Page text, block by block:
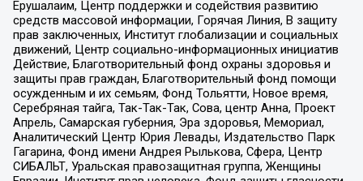
Ерушалаим, Центр поддержки и содействия развитию
средств массовой информации, Горячая Линия, В защиту
прав заключенных, Институт глобализации и социальных
движений, Центр социально-информационных инициатив
Действие, Благотворительный фонд охраны здоровья и
защиты прав граждан, Благотворительный фонд помощи
осужденным и их семьям, Фонд Тольятти, Новое время,
Серебряная тайга, Так-Так-Так, Сова, центр Анна, Проект
Апрель, Самарская губерния, Эра здоровья, Мемориал,
Аналитический Центр Юрия Левады, Издательство Парк
Гагарина, Фонд имени Андрея Рылькова, Сфера, Центр
СИБАЛЬТ, Уральская правозащитная группа, Женщины